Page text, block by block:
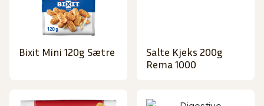
Bixit Mini 120g Sætre
Salte Kjeks 200g
Rema 1000